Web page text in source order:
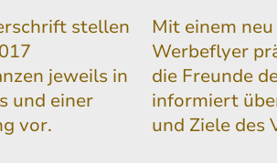
stellen
jeweils in
und einer
vor.
Mit einem
Werbeflyer
die Freunde
informiert
und Ziele des